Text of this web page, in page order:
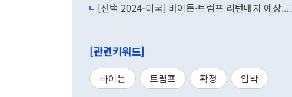
[선택 2024-미국] 바이든·트럼프 리턴매치 예상...
[관련키워드]
바이든 트럼프 확정 압박